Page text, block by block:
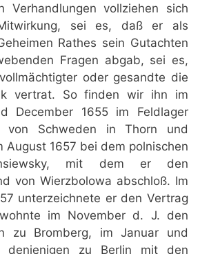
Verhandlungen vollziehen sich
sei es, daß er als
Rathes sein Gutachten
Fragen abgab, sei es,
oder gesandte die
vertrat. So finden wir ihn im
December 1655 im Feldlager
von Schweden in Thorn und
August 1657 bei dem polnischen
mit dem er den
von Wierzbolowa abschloß. Im
unterzeichnete er den Vertrag
im November d. J. den
zu Bromberg, im Januar und
denjenigen zu Berlin mit den